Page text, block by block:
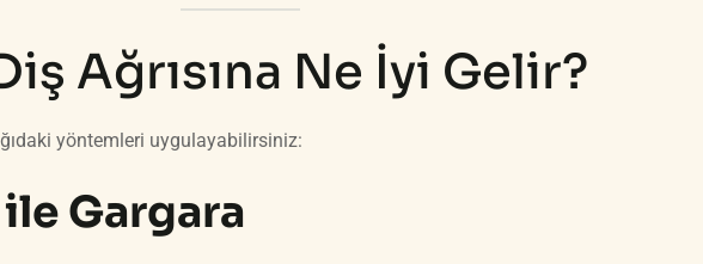
Ağrısına Ne İyi Gelir?
yöntemleri uygulayabilirsiniz:
ile Gargara